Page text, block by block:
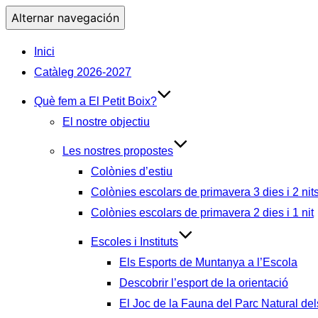
Alternar navegación
Inici
Catàleg 2026-2027
Què fem a El Petit Boix?
El nostre objectiu
Les nostres propostes
Colònies d’estiu
Colònies escolars de primavera 3 dies i 2
Colònies escolars de primavera 2 dies i 1 nit
Escoles i Instituts
Els Esports de Muntanya a l’Escola
Descobrir l’esport de la orientació
El Joc de la Fauna del Parc Natural